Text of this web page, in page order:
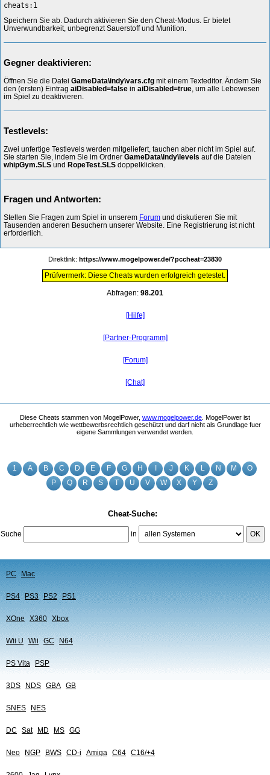
1 A B C D E F G H J K L N M
O
P
Q R S T U V W X Y Z
Cheat-Suche:
Suche in OK
PC Mac
PS4 PS3 PS2 PS1
XOne X360 Xbox
Wii U Wii GC N64
PS Vita PSP
3DS NDS GBA GB
SNES NES
DC Sat MD MS GG
Neo NGP BWS CD-i Amiga C64 C16/+4
cheats:1
Speichern Sie ab. Dadurch aktivieren Sie den Cheat-Modus. Er bietet
Unverwundbarkeit, unbegrenzt Sauerstoff und Munition.
Gegner deaktivieren:
Öffnen Sie die Datei GameData\indy\vars.cfg mit einem Texteditor. Ändern Sie
den (ersten) Eintrag aiDisabled=false in aiDisabled=true , um alle Lebewesen
im Spiel zu deaktivieren.
Testlevels:
Zwei unfertige Testlevels werden mitgeliefert, tauchen aber nicht im Spiel auf.
Sie starten Sie, indem Sie im Ordner GameData\indy\levels auf die Dateien
whipGym.SLS und RopeTest.SLS doppelklicken.
Fragen und Antworten:
Stellen Sie Fragen zum Spiel in unserem Forum und diskutieren Sie mit
Tausenden anderen Besuchern unserer Website. Eine Registrierung ist nicht
erforderlich.
Direktlink: https://www.mogelpower.de/?pccheat=23830
Prüfvermerk: Diese Cheats wurden erfolgreich getestet.
Abfragen: 98.201
[Hilfe]
[Partner-Programm]
[Forum]
[Chat]
Diese Cheats stammen von MogelPower, www.mogelpower.de . MogelPower ist
urheberrechtlich wie wettbewerbsrechtlich geschützt und darf nicht als Grundlage fuer
eigene Sammlungen verwendet werden.